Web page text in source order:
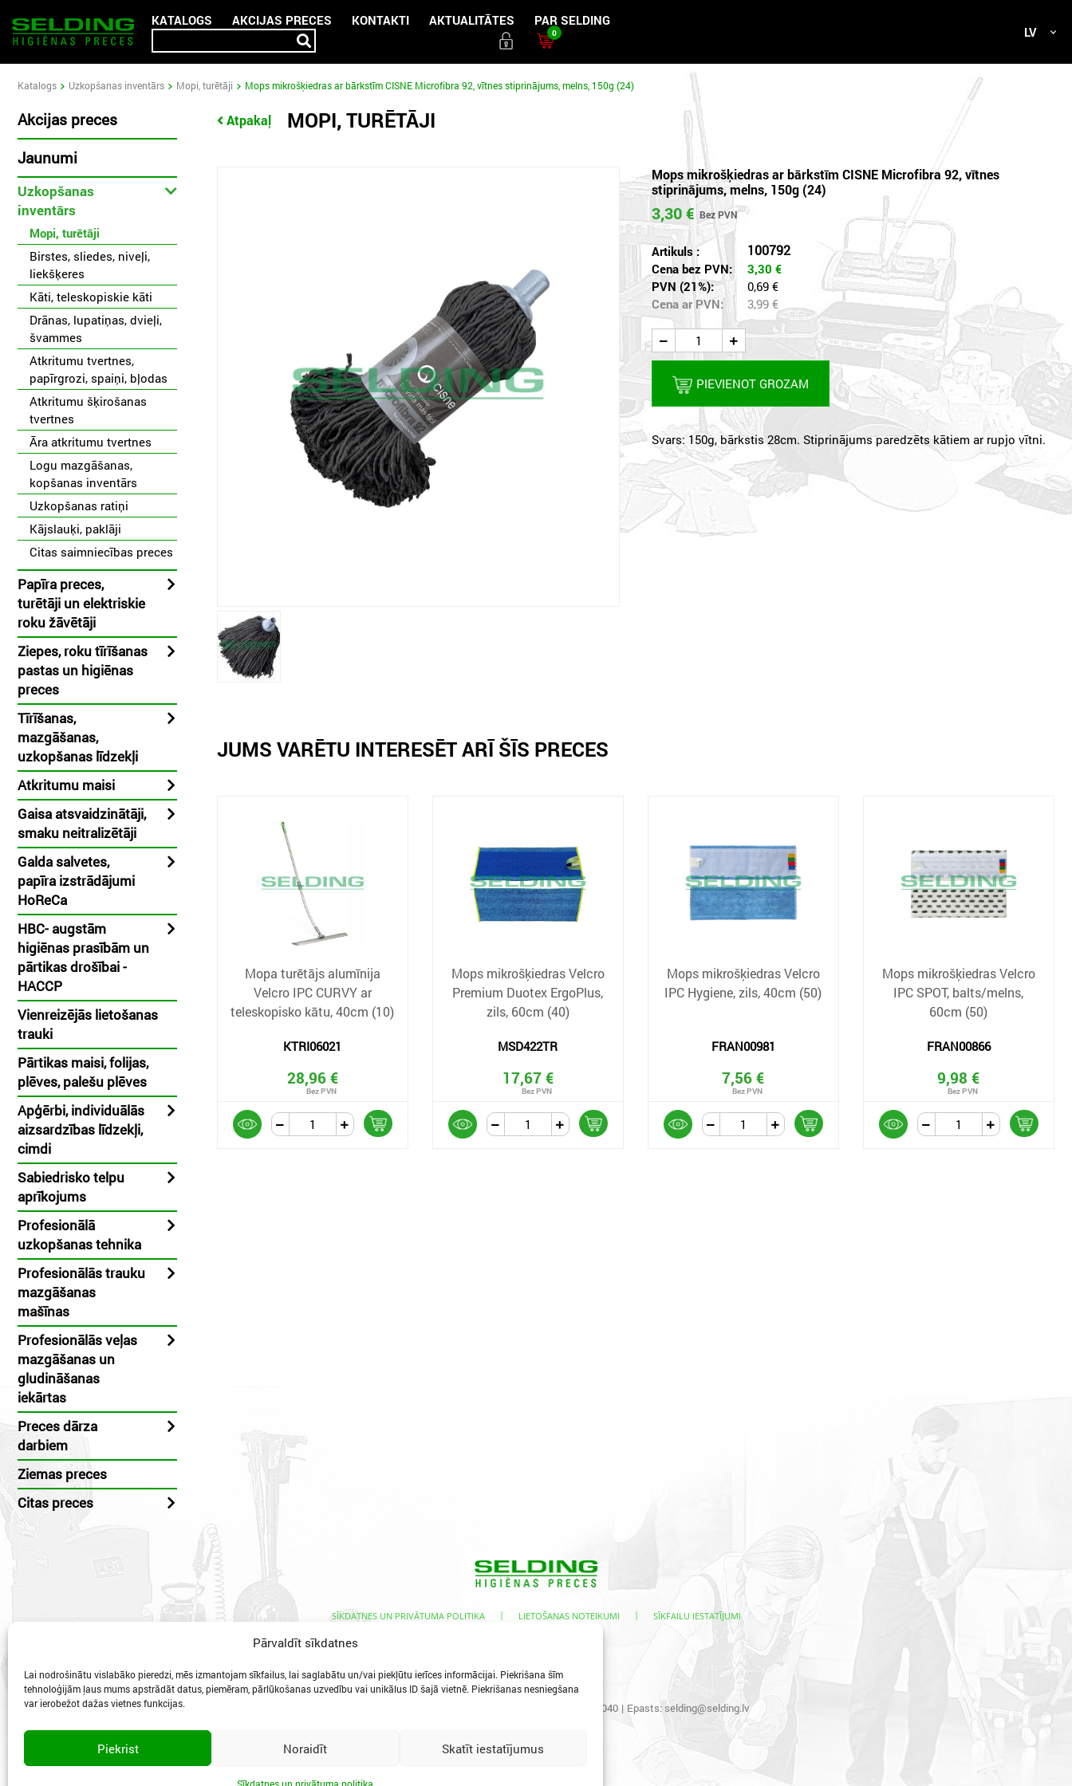
Pārvaldīt sīkdatnes
Lai nodrošinātu vislabāko pieredzi, mēs izmantojam sīkfailus, lai saglabātu un/vai piekļūtu ierīces informācijai. Piekrišana šīm
tehnoloģijām ļaus mums apstrādāt datus, piemēram, pārlūkošanas uzvedību vai unikālus ID šajā vietnē. Piekrišanas nesniegšana
var ierobežot dažas vietnes funkcijas.
Piekrist Noraidīt Skatīt iestatījumus
KATALOGS AKCIJAS PRECES KONTAKTI AKTUALITĀTES PAR SELDING
0 LV
Katalogs Uzkopšanas inventārs Mopi, turētāji Mops mikrošķiedras ar bārkstīm CISNE Microfibra 92, vītnes stiprinājums, melns, 150g (24)
Akcijas preces
Jaunumi
Uzkopšanas
inventārs
Mopi, turētāji
Birstes, sliedes, niveļi,
liekšķeres
Kāti, teleskopiskie kāti
Drānas, lupatiņas, dvieļi,
švammes
Atkritumu tvertnes,
papīrgrozi, spaiņi, bļodas
Atkritumu šķirošanas
tvertnes
Āra atkritumu tvertnes
Logu mazgāšanas,
kopšanas inventārs
Uzkopšanas ratiņi
Kājslauķi, paklāji
Citas saimniecības preces
Papīra preces,
turētāji un elektriskie
roku žāvētāji
Ziepes, roku tīrīšanas
pastas un higiēnas
preces
Tīrīšanas,
mazgāšanas,
uzkopšanas līdzekļi
Atkritumu maisi
Gaisa atsvaidzinātāji,
smaku neitralizētāji
Galda salvetes,
papīra izstrādājumi
HoReCa
HBC- augstām
higiēnas prasībām un
pārtikas drošībai -
HACCP
Vienreizējās lietošanas
trauki
Pārtikas maisi, folijas,
plēves, palešu plēves
Apģērbi, individuālās
aizsardzības līdzekļi,
cimdi
Sabiedrisko telpu
aprīkojums
Profesionālā
uzkopšanas tehnika
Profesionālās trauku
mazgāšanas
mašīnas
Profesionālās veļas
mazgāšanas un
gludināšanas
iekārtas
Preces dārza
darbiem
Ziemas preces
Citas preces
Atpakaļ MOPI, TURĒTĀJI
Mops mikrošķiedras ar bārkstīm CISNE Microfibra 92, vītnes
stiprinājums, melns, 150g (24)
3,30 €
Artikuls : 100792
Cena bez PVN: 3,30 €
PVN (21%):
0,69 €
Cena ar PVN:
3,99 €
PIEVIENOT GROZAM
Svars: 150g, bārkstis 28cm. Stiprinājums paredzēts kātiem ar rupjo vītni.
JUMS VARĒTU INTERESĒT ARĪ ŠĪS PRECES
Mopa turētājs alumīnija
Velcro IPC CURVY ar
teleskopisko kātu, 40cm (10)
KTRI06021
28,96 €
Mops mikrošķiedras Velcro
Premium Duotex ErgoPlus,
zils, 60cm (40)
MSD422TR
17,67 €
Mops mikrošķiedras Velcro
IPC Hygiene, zils, 40cm (50)
FRAN00981
7,56 €
Mops mikrošķiedras Velcro
IPC SPOT, balts/melns,
60cm (50)
FRAN00866
9,98 €
SĪKDATNES UN PRIVĀTUMA POLITIKA | LIETOŠANAS NOTEIKUMI | SĪKFAILU IESTATĪJUMI
29400040 | Epasts: selding@selding.lv